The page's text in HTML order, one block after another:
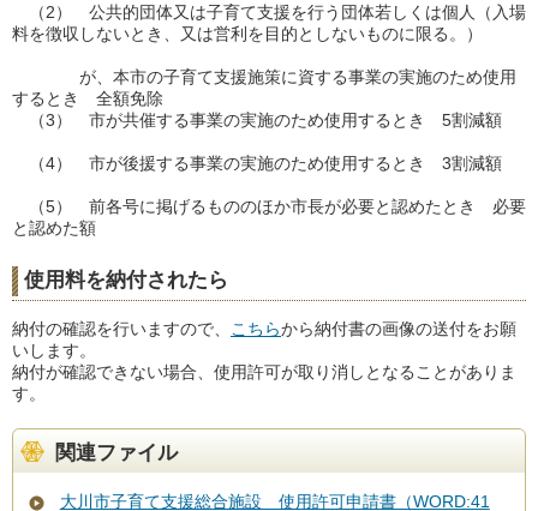
（2） 公共的団体又は子育て支援を行う団体若しくは個人（入場
料を徴収しないとき、又は営利を目的としないものに限る。）
が、本市の子育て支援施策に資する事業の実施のため使用
するとき 全額免除
（3） 市が共催する事業の実施のため使用するとき 5割減額
（4） 市が後援する事業の実施のため使用するとき 3割減額
（5） 前各号に掲げるもののほか市長が必要と認めたとき 必要
と認めた額
使用料を納付されたら
納付の確認を行いますので、 こちらから納付書の画像の送付をお願
いします。
納付が確認できない場合、使用許可が取り消しとなることがありま
す。
関連ファイル
大川市子育て支援総合施設 使用許可申請書（WORD:41